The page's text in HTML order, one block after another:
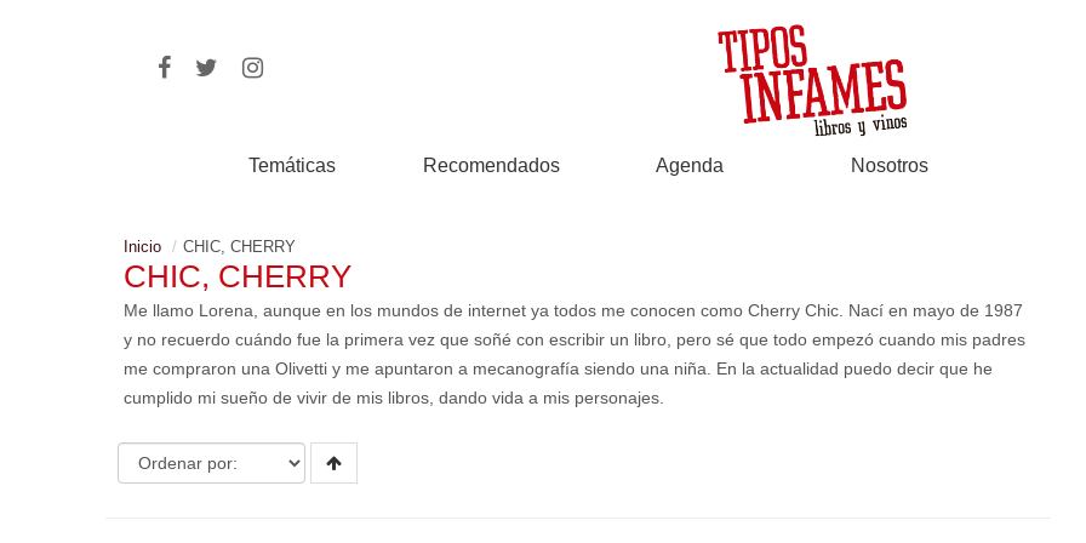
Temáticas Recomendados Agenda Nosotros
Inicio CHIC, CHERRY
CHIC, CHERRY
Me llamo Lorena, aunque en los mundos de internet ya todos me conocen como Cherry Chic. Nací en mayo de 1987
y no recuerdo cuándo fue la primera vez que soñé con escribir un libro, pero sé que todo empezó cuando mis padres
me compraron una Olivetti y me apuntaron a mecanografía siendo una niña. En la actualidad puedo decir que he
cumplido mi sueño de vivir de mis libros, dando vida a mis personajes.